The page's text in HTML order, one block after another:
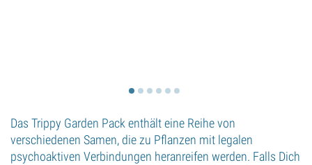
Das Trippy Garden Pack enthält eine Reihe von
verschiedenen Samen, die zu Pflanzen mit legalen
psychoaktiven Verbindungen heranreifen werden. Falls Dich